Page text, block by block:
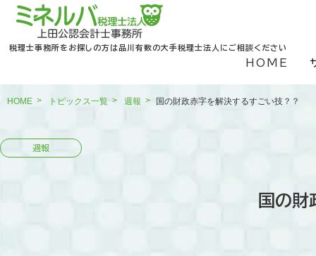
税理士事務所をお探しの方は品川有数の大手税理士法人にご相談ください
HOME
HOME トピックス一覧 週報 国の財政赤字を解決するすごい技？？
国の財